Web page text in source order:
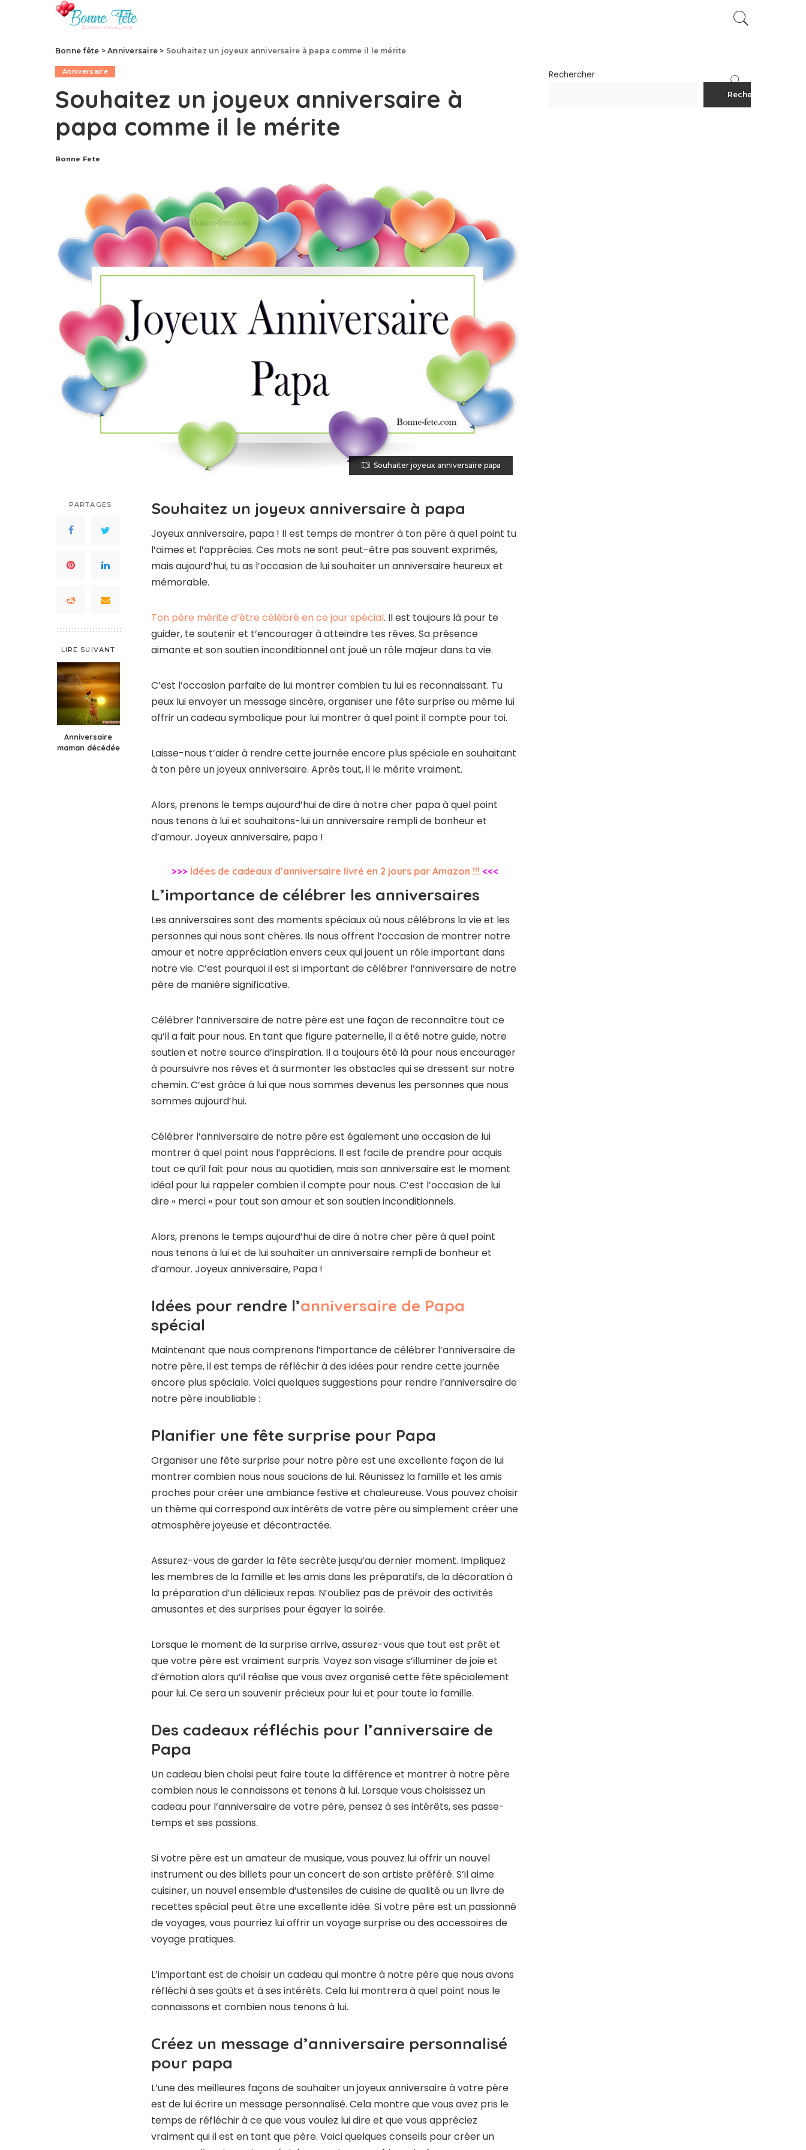
Bonne fête >Anniversaire > Souhaitez un joyeux anniversaire à papa comme il le mérite
Anniversaire
Souhaitez un joyeux anniversaire à
papa comme il le mérite
Publié
Bonne Fete
Souhaiter joyeux anniversaire papa
PARTAGES
LIRE SUIVANT
Anniversaire
maman décédée
Souhaitez un joyeux anniversaire à papa
Joyeux anniversaire, papa ! Il est temps de montrer à ton père à quel point tu
l’aimes et l’apprécies. Ces mots ne sont peut-être pas souvent exprimés,
mais aujourd’hui, tu as l’occasion de lui souhaiter un anniversaire heureux et
mémorable.
Ton père mérite d’être célébré en ce jour spécial. Il est toujours là pour te
guider, te soutenir et t’encourager à atteindre tes rêves. Sa présence
aimante et son soutien inconditionnel ont joué un rôle majeur dans ta vie.
C’est l’occasion parfaite de lui montrer combien tu lui es reconnaissant. Tu
peux lui envoyer un message sincère, organiser une fête surprise ou même lui
offrir un cadeau symbolique pour lui montrer à quel point il compte pour toi.
Laisse-nous t’aider à rendre cette journée encore plus spéciale en souhaitant
à ton père un joyeux anniversaire. Après tout, il le mérite vraiment.
Alors, prenons le temps aujourd’hui de dire à notre cher papa à quel point
nous tenons à lui et souhaitons-lui un anniversaire rempli de bonheur et
d’amour. Joyeux anniversaire, papa !
>>> Idées de cadeaux d’anniversaire livré en 2 jours par Amazon !!! <<<
L’importance de célébrer les anniversaires
Les anniversaires sont des moments spéciaux où nous célébrons la vie et les
personnes qui nous sont chères. Ils nous offrent l’occasion de montrer notre
amour et notre appréciation envers ceux qui jouent un rôle important dans
notre vie. C’est pourquoi il est si important de célébrer l’anniversaire de notre
père de manière significative.
Célébrer l’anniversaire de notre père est une façon de reconnaître tout ce
qu’il a fait pour nous. En tant que figure paternelle, il a été notre guide, notre
soutien et notre source d’inspiration. Il a toujours été là pour nous encourager
à poursuivre nos rêves et à surmonter les obstacles qui se dressent sur notre
chemin. C’est grâce à lui que nous sommes devenus les personnes que nous
sommes aujourd’hui.
Célébrer l’anniversaire de notre père est également une occasion de lui
montrer à quel point nous l’apprécions. Il est facile de prendre pour acquis
tout ce qu’il fait pour nous au quotidien, mais son anniversaire est le moment
idéal pour lui rappeler combien il compte pour nous. C’est l’occasion de lui
dire « merci » pour tout son amour et son soutien inconditionnels.
Alors, prenons le temps aujourd’hui de dire à notre cher père à quel point
nous tenons à lui et de lui souhaiter un anniversaire rempli de bonheur et
d’amour. Joyeux anniversaire, Papa !
Idées pour rendre l’anniversaire de Papa
spécial
Maintenant que nous comprenons l’importance de célébrer l’anniversaire de
notre père, il est temps de réfléchir à des idées pour rendre cette journée
encore plus spéciale. Voici quelques suggestions pour rendre l’anniversaire de
notre père inoubliable :
Planifier une fête surprise pour Papa
Organiser une fête surprise pour notre père est une excellente façon de lui
montrer combien nous nous soucions de lui. Réunissez la famille et les amis
proches pour créer une ambiance festive et chaleureuse. Vous pouvez choisir
un thème qui correspond aux intérêts de votre père ou simplement créer une
atmosphère joyeuse et décontractée.
Assurez-vous de garder la fête secrète jusqu’au dernier moment. Impliquez
les membres de la famille et les amis dans les préparatifs, de la décoration à
la préparation d’un délicieux repas. N’oubliez pas de prévoir des activités
amusantes et des surprises pour égayer la soirée.
Lorsque le moment de la surprise arrive, assurez-vous que tout est prêt et
que votre père est vraiment surpris. Voyez son visage s’illuminer de joie et
d’émotion alors qu’il réalise que vous avez organisé cette fête spécialement
pour lui. Ce sera un souvenir précieux pour lui et pour toute la famille.
Des cadeaux réfléchis pour l’anniversaire de
Papa
Un cadeau bien choisi peut faire toute la différence et montrer à notre père
combien nous le connaissons et tenons à lui. Lorsque vous choisissez un
cadeau pour l’anniversaire de votre père, pensez à ses intérêts, ses passe-
temps et ses passions.
Si votre père est un amateur de musique, vous pouvez lui offrir un nouvel
instrument ou des billets pour un concert de son artiste préféré. S’il aime
cuisiner, un nouvel ensemble d’ustensiles de cuisine de qualité ou un livre de
recettes spécial peut être une excellente idée. Si votre père est un passionné
de voyages, vous pourriez lui offrir un voyage surprise ou des accessoires de
voyage pratiques.
L’important est de choisir un cadeau qui montre à notre père que nous avons
réfléchi à ses goûts et à ses intérêts. Cela lui montrera à quel point nous le
connaissons et combien nous tenons à lui.
Créez un message d’anniversaire personnalisé
pour papa
L’une des meilleures façons de souhaiter un joyeux anniversaire à votre père
est de lui écrire un message personnalisé. Cela montre que vous avez pris le
temps de réfléchir à ce que vous voulez lui dire et que vous appréciez
vraiment qui il est en tant que père. Voici quelques conseils pour créer un
Rechercher
Rechercher